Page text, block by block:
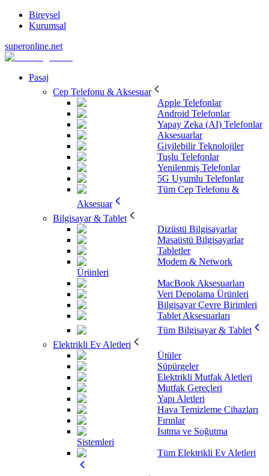
Bireysel
Kurumsal
superonline.net
Pasaj
Cep Telefonu & Aksesuar
Apple Telefonlar
Android Telefonlar
Yapay Zeka (AI) Telefonlar
Aksesuarlar
Giyilebilir Teknolojiler
Tuşlu Telefonlar
Yenilenmiş Telefonlar
5G Uyumlu Telefonlar
Tüm Cep Telefonu &
Aksesuar
Bilgisayar & Tablet
Dizüstü Bilgisayarlar
Masaüstü Bilgisayarlar
Tabletler
Modem & Network
Ürünleri
MacBook Aksesuarları
Veri Depolama Ürünleri
Bilgisayar Çevre Birimleri
Tablet Aksesuarları
Tüm Bilgisayar & Tablet
Elektrikli Ev Aletleri
Ütüler
Süpürgeler
Elektrikli Mutfak Aletleri
Mutfak Gereçleri
Yapı Aletleri
Hava Temizleme Cihazları
Fırınlar
Isıtma ve Soğutma
Sistemleri
Tüm Elektrikli Ev Aletleri